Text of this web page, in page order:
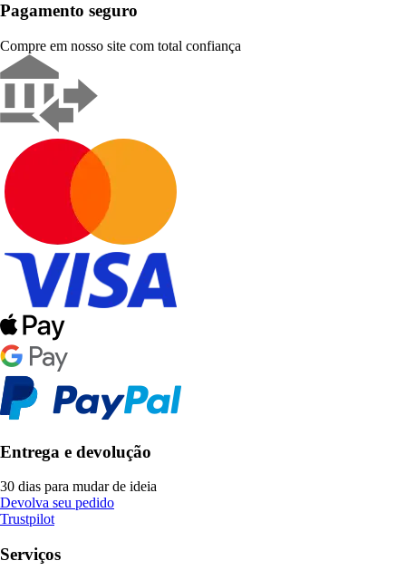
Pagamento seguro
Compre em nosso site com total confiança
Entrega e devolução
30 dias para mudar de ideia
Devolva seu pedido
Trustpilot
Serviços